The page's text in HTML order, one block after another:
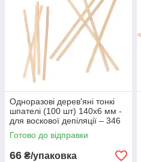
Одноразові дерев'яні тонкі
шпателі (100 шт) 140х6 мм -
для воскової депіляції – 346
Готово до відправки
66 ₴/упаковка